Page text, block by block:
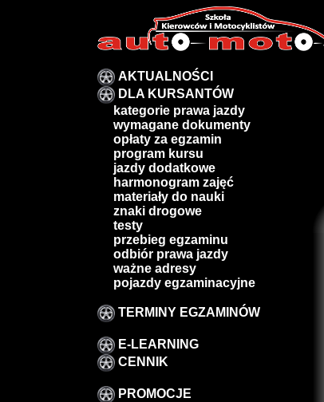
AKTUALNOŚCI
DLA KURSANTÓW
kategorie prawa jazdy
wymagane dokumenty
opłaty za egzamin
program kursu
jazdy dodatkowe
harmonogram zajęć
materiały do nauki
znaki drogowe
testy
przebieg egzaminu
odbiór prawa jazdy
ważne adresy
pojazdy egzaminacyjne
TERMINY EGZAMINÓW
E-LEARNING
CENNIK
PROMOCJE